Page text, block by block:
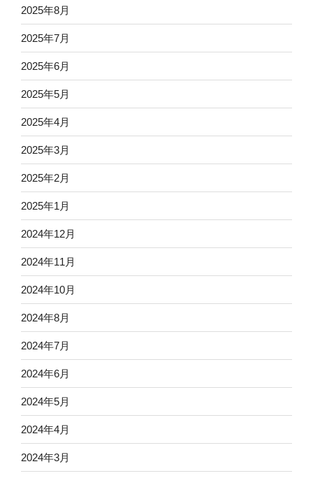
2025年8月
2025年7月
2025年6月
2025年5月
2025年4月
2025年3月
2025年2月
2025年1月
2024年12月
2024年11月
2024年10月
2024年8月
2024年7月
2024年6月
2024年5月
2024年4月
2024年3月